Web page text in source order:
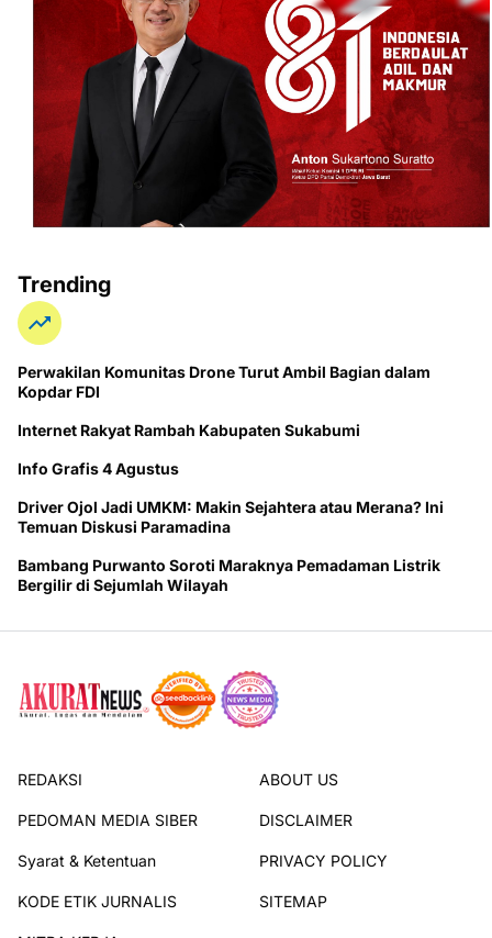
Trending
Perwakilan Komunitas Drone Turut Ambil Bagian dalam
Kopdar FDI
Internet Rakyat Rambah Kabupaten Sukabumi
Info Grafis 4 Agustus
Driver Ojol Jadi UMKM: Makin Sejahtera atau Merana? Ini
Temuan Diskusi Paramadina
Bambang Purwanto Soroti Maraknya Pemadaman Listrik
Bergilir di Sejumlah Wilayah
REDAKSI ABOUT US
PEDOMAN MEDIA SIBER DISCLAIMER
Syarat & Ketentuan PRIVACY POLICY
KODE ETIK JURNALIS SITEMAP